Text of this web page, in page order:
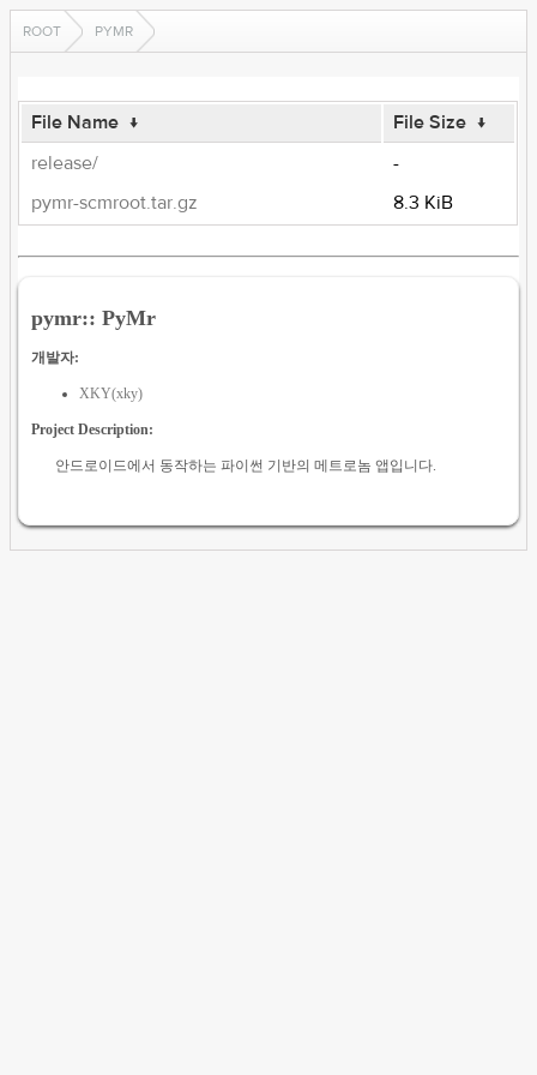
ROOT PYMR
File Name ↓ File Size ↓
release/
-
pymr-scmroot.tar.gz
8.3 KiB
pymr:: PyMr
개발자:
XKY(xky)
Project Description:
안드로이드에서 동작하는 파이썬 기반의 메트로놈 앱입니다.